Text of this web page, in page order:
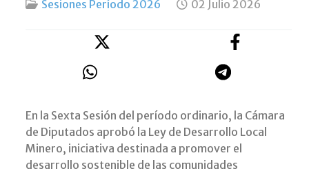
Sesiones Período 2026
02 Julio 2026
En la Sexta Sesión del período ordinario, la Cámara
de Diputados aprobó la Ley de Desarrollo Local
Minero, iniciativa destinada a promover el
desarrollo sostenible de las comunidades